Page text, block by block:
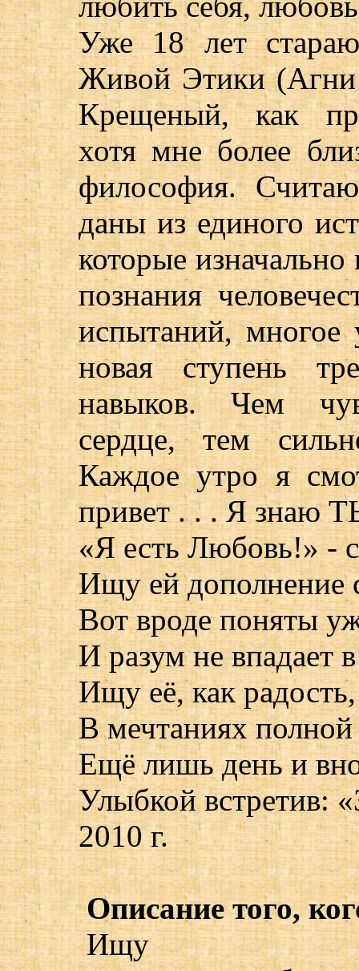
Уже 18 лет
Живой Этики (Агни
Крещеный, как
хотя мне более
философия.
даны из единого
которые
познания
испытаний,
новая ступень
навыков. Чем
сердце, тем
Каждое утро я
привет . . . Я
«Я есть Любовь!» -
Ищу ей дополнение
Вот вроде поняты
И разум не впадает
Ищу её, как
В мечтаниях
Ещё лишь день и
Улыбкой встретив:
2010 г.
Описание того,
Ищу